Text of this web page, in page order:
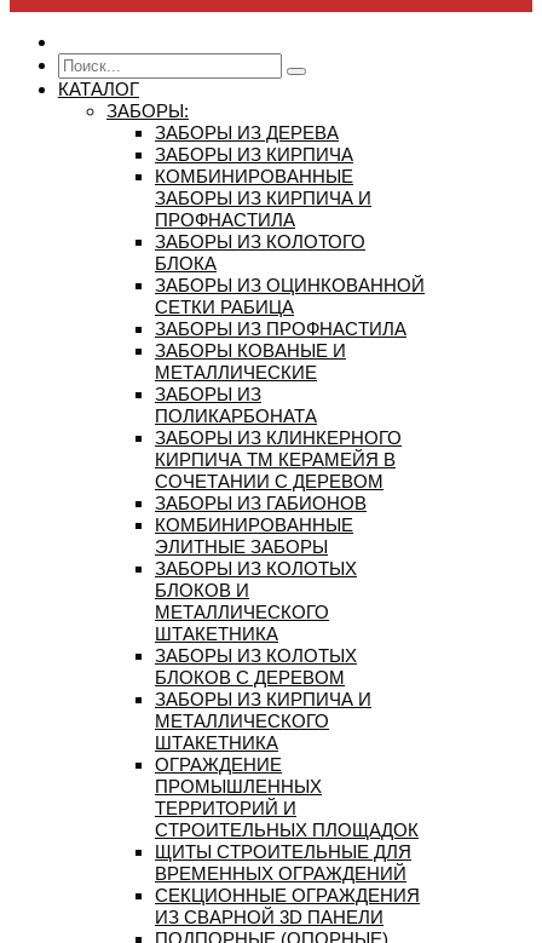
КАТАЛОГ
ЗАБОРЫ:
ЗАБОРЫ ИЗ ДЕРЕВА
ЗАБОРЫ ИЗ КИРПИЧА
КОМБИНИРОВАННЫЕ
ЗАБОРЫ ИЗ КИРПИЧА И
ПРОФНАСТИЛА
ЗАБОРЫ ИЗ КОЛОТОГО
БЛОКА
ЗАБОРЫ ИЗ ОЦИНКОВАННОЙ
СЕТКИ РАБИЦА
ЗАБОРЫ ИЗ ПРОФНАСТИЛА
ЗАБОРЫ КОВАНЫЕ И
МЕТАЛЛИЧЕСКИЕ
ЗАБОРЫ ИЗ
ПОЛИКАРБОНАТА
ЗАБОРЫ ИЗ КЛИНКЕРНОГО
КИРПИЧА ТМ КЕРАМЕЙЯ В
СОЧЕТАНИИ С ДЕРЕВОМ
ЗАБОРЫ ИЗ ГАБИОНОВ
КОМБИНИРОВАННЫЕ
ЭЛИТНЫЕ ЗАБОРЫ
ЗАБОРЫ ИЗ КОЛОТЫХ
БЛОКОВ И
МЕТАЛЛИЧЕСКОГО
ШТАКЕТНИКА
ЗАБОРЫ ИЗ КОЛОТЫХ
БЛОКОВ С ДЕРЕВОМ
ЗАБОРЫ ИЗ КИРПИЧА И
МЕТАЛЛИЧЕСКОГО
ШТАКЕТНИКА
ОГРАЖДЕНИЕ
ПРОМЫШЛЕННЫХ
ТЕРРИТОРИЙ И
СТРОИТЕЛЬНЫХ ПЛОЩАДОК
ЩИТЫ СТРОИТЕЛЬНЫЕ ДЛЯ
ВРЕМЕННЫХ ОГРАЖДЕНИЙ
СЕКЦИОННЫЕ ОГРАЖДЕНИЯ
ИЗ СВАРНОЙ 3D ПАНЕЛИ
ПОДПОРНЫЕ (ОПОРНЫЕ)